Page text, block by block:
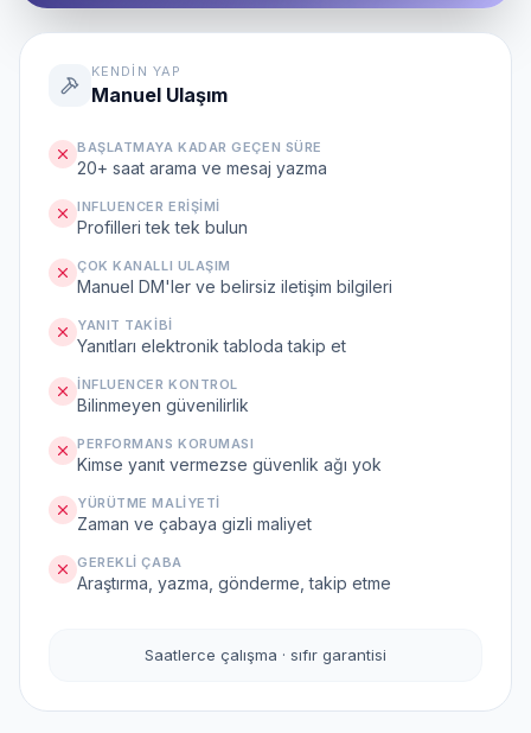
KENDIN YAP
Manuel Ulaşım
BAŞLATMAYA KADAR GEÇEN SÜRE
20+ saat arama ve mesaj yazma
INFLUENCER ERIŞIMI
Profilleri tek tek bulun
ÇOK KANALLI ULAŞIM
Manuel DM'ler ve belirsiz iletişim bilgileri
YANIT TAKIBI
Yanıtları elektronik tabloda takip et
İNFLUENCER KONTROL
Bilinmeyen güvenilirlik
PERFORMANS KORUMASI
Kimse yanıt vermezse güvenlik ağı yok
YÜRÜTME MALIYETI
Zaman ve çabaya gizli maliyet
GEREKLI ÇABA
Araştırma, yazma, gönderme, takip etme
Saatlerce çalışma · sıfır garantisi